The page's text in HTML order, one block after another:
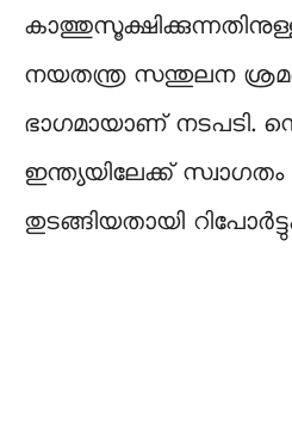
നയതന്ത്ര സന്തുലന
ഭാഗമായാണ് നടപടി.
ഇന്ത്യയിലേക്ക് സ്വാഗതം
തുടങ്ങിയതായി